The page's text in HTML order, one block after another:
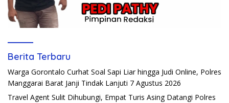
Berita Terbaru
Warga Gorontalo Curhat Soal Sapi Liar hingga Judi Online, Polres
Manggarai Barat Janji Tindak Lanjuti 7 Agustus 2026
Travel Agent Sulit Dihubungi, Empat Turis Asing Datangi Polres